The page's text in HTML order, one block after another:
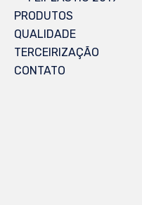
PRODUTOS
QUALIDADE
TERCEIRIZAÇÃO
CONTATO